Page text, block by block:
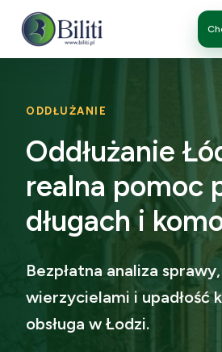
ODDŁUŻANIE
Oddłużanie
realna pomoc
długach i
Bezpłatna analiza
wierzycielami i upadłość
obsługa w Łodzi.